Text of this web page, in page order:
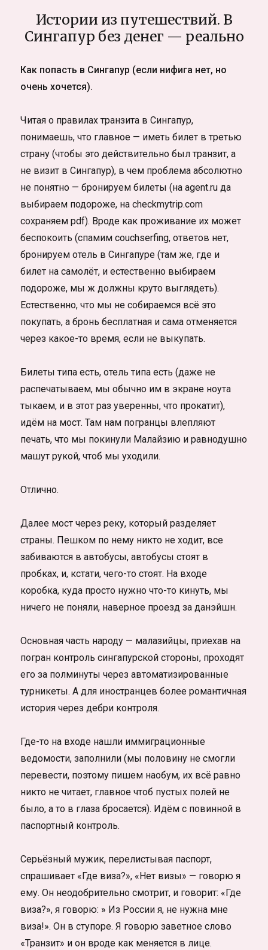
Истории из путешествий. В
Сингапур без денег — реально
Как попасть в Сингапур (если нифига нет, но
очень хочется).
Читая о правилах транзита в Сингапур,
понимаешь, что главное — иметь билет в третью
страну (чтобы это действительно был транзит, а
не визит в Сингапур), в чем проблема абсолютно
не понятно — бронируем билеты (на agent.ru да
выбираем подороже, на checkmytrip.com
сохраняем pdf). Вроде как проживание их может
беспокоить (спамим couchserfing, ответов нет,
бронируем отель в Сингапуре (там же, где и
билет на самолёт, и естественно выбираем
подороже, мы ж должны круто выглядеть).
Естественно, что мы не собираемся всё это
покупать, а бронь бесплатная и сама отменяется
через какое-то время, если не выкупать.
Билеты типа есть, отель типа есть (даже не
распечатываем, мы обычно им в экране ноута
тыкаем, и в этот раз уверенны, что прокатит),
идём на мост. Там нам погранцы влепляют
печать, что мы покинули Малайзию и равнодушно
машут рукой, чтоб мы уходили.
Отлично.
Далее мост через реку, который разделяет
страны. Пешком по нему никто не ходит, все
забиваются в автобусы, автобусы стоят в
пробках, и, кстати, чего-то стоят. На входе
коробка, куда просто нужно что-то кинуть, мы
ничего не поняли, наверное проезд за данэйшн.
Основная часть народу — малазийцы, приехав на
погран контроль сингапурской стороны, проходят
его за полминуты через автоматизированные
турникеты. А для иностранцев более романтичная
история через дебри контроля.
Где-то на входе нашли иммиграционные
ведомости, заполнили (мы половину не смогли
перевести, поэтому пишем наобум, их всё равно
никто не читает, главное чтоб пустых полей не
было, а то в глаза бросается). Идём с повинной в
паспортный контроль.
Серьёзный мужик, перелистывая паспорт,
спрашивает «Где виза?», «Нет визы» — говорю я
ему. Он неодобрительно смотрит, и говорит: «Где
виза?», я говорю: » Из России я, не нужна мне
виза!». Он в ступоре. Я говорю заветное слово
«Транзит» и он вроде как меняется в лице.